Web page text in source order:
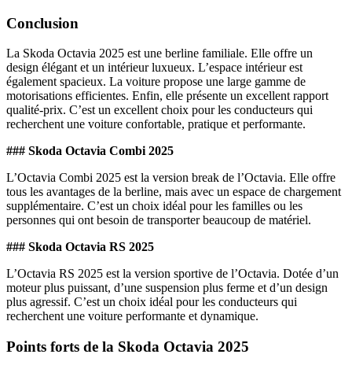
Conclusion
La Skoda Octavia 2025 est une berline familiale. Elle offre un
design élégant et un intérieur luxueux. L’espace intérieur est
également spacieux. La voiture propose une large gamme de
motorisations efficientes. Enfin, elle présente un excellent rapport
qualité-prix. C’est un excellent choix pour les conducteurs qui
recherchent une voiture confortable, pratique et performante.
### Skoda Octavia Combi 2025
L’Octavia Combi 2025 est la version break de l’Octavia. Elle offre
tous les avantages de la berline, mais avec un espace de chargement
supplémentaire. C’est un choix idéal pour les familles ou les
personnes qui ont besoin de transporter beaucoup de matériel.
### Skoda Octavia RS 2025
L’Octavia RS 2025 est la version sportive de l’Octavia. Dotée d’un
moteur plus puissant, d’une suspension plus ferme et d’un design
plus agressif. C’est un choix idéal pour les conducteurs qui
recherchent une voiture performante et dynamique.
Points forts de la Skoda Octavia 2025